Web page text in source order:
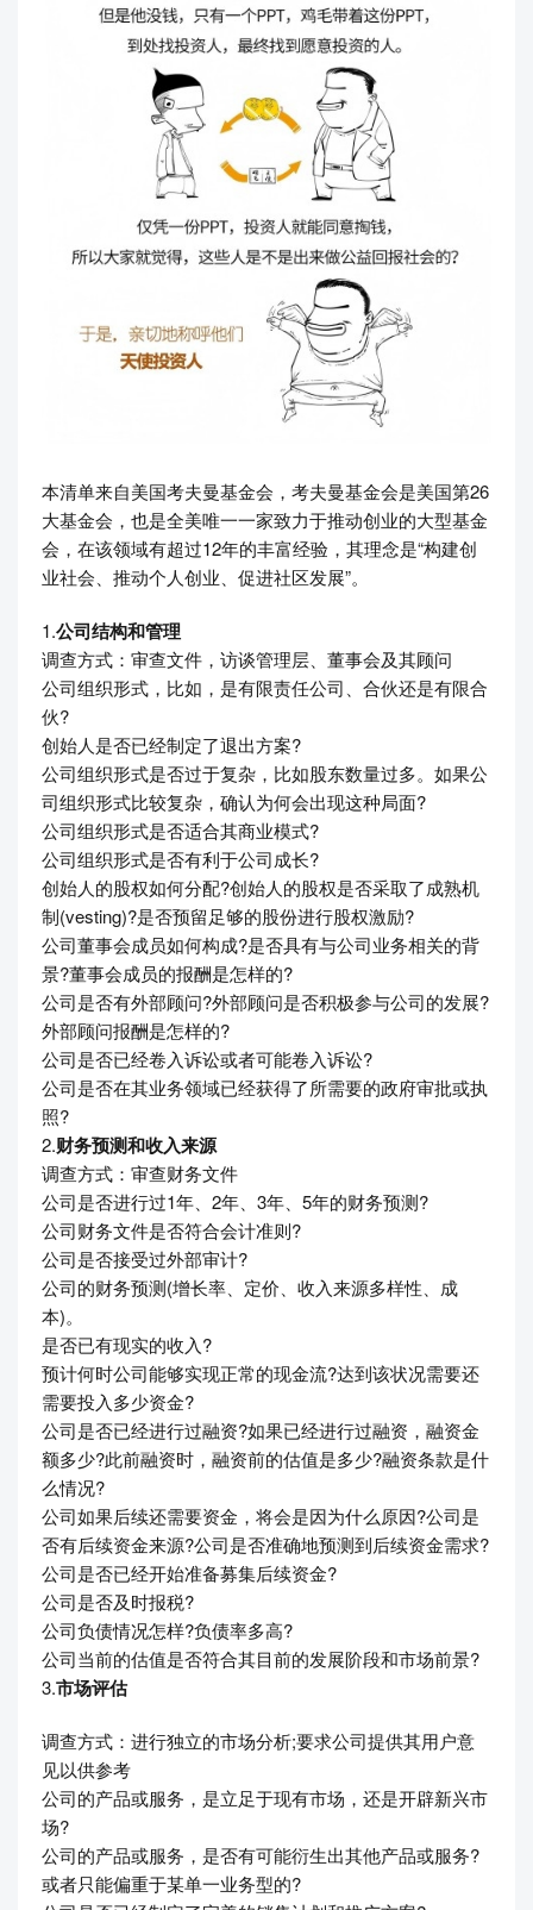
本清单来自美国考夫曼基金会，考夫曼基金会是美国第26
大基金会，也是全美唯一一家致力于推动创业的大型基金
会，在该领域有超过12年的丰富经验，其理念是“构建创
业社会、推动个人创业、促进社区发展”。
1.公司结构和管理
调查方式：审查文件，访谈管理层、董事会及其顾问
公司组织形式，比如，是有限责任公司、合伙还是有限合
伙?
创始人是否已经制定了退出方案?
公司组织形式是否过于复杂，比如股东数量过多。如果公
司组织形式比较复杂，确认为何会出现这种局面?
公司组织形式是否适合其商业模式?
公司组织形式是否有利于公司成长?
创始人的股权如何分配?创始人的股权是否采取了成熟机
制(vesting)?是否预留足够的股份进行股权激励?
公司董事会成员如何构成?是否具有与公司业务相关的背
景?董事会成员的报酬是怎样的?
公司是否有外部顾问?外部顾问是否积极参与公司的发展?
外部顾问报酬是怎样的?
公司是否已经卷入诉讼或者可能卷入诉讼?
公司是否在其业务领域已经获得了所需要的政府审批或执
照?
2.财务预测和收入来源
调查方式：审查财务文件
公司是否进行过1年、2年、3年、5年的财务预测?
公司财务文件是否符合会计准则?
公司是否接受过外部审计?
公司的财务预测(增长率、定价、收入来源多样性、成
本)。
是否已有现实的收入?
预计何时公司能够实现正常的现金流?达到该状况需要还
需要投入多少资金?
公司是否已经进行过融资?如果已经进行过融资，融资金
额多少?此前融资时，融资前的估值是多少?融资条款是什
么情况?
公司如果后续还需要资金，将会是因为什么原因?公司是
否有后续资金来源?公司是否准确地预测到后续资金需求?
公司是否已经开始准备募集后续资金?
公司是否及时报税?
公司负债情况怎样?负债率多高?
公司当前的估值是否符合其目前的发展阶段和市场前景?
3.市场评估
调查方式：进行独立的市场分析;要求公司提供其用户意
见以供参考
公司的产品或服务，是立足于现有市场，还是开辟新兴市
场?
公司的产品或服务，是否有可能衍生出其他产品或服务?
或者只能偏重于某单一业务型的?